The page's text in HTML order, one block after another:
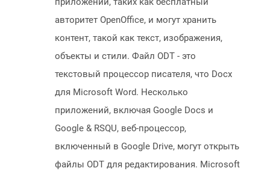
авторитет OpenOffice, и могут хранить
контент, такой как текст, изображения,
объекты и стили. Файл ODT - это
текстовый процессор писателя, что Docx
для Microsoft Word. Несколько
приложений, включая Google Docs и
Google & RSQU, веб-процессор,
включенный в Google Drive, могут открыть
файлы ODT для редактирования. Microsoft